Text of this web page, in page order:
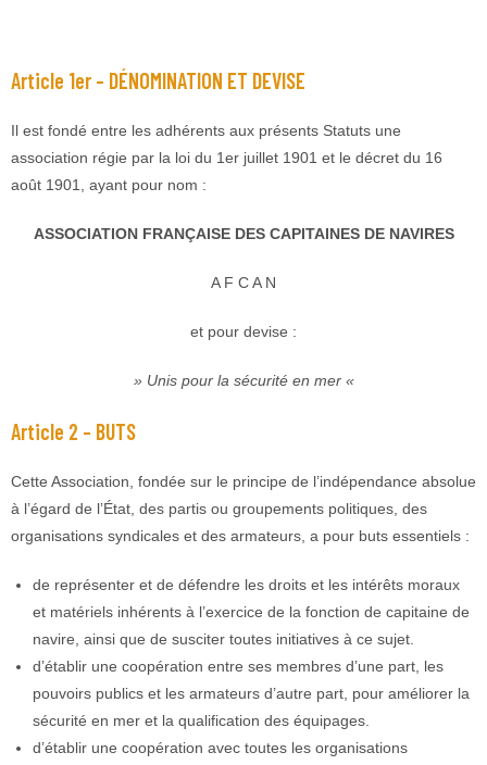
Article 1er – DÉNOMINATION ET DEVISE
Il est fondé entre les adhérents aux présents Statuts une
association régie par la loi du 1er juillet 1901 et le décret du 16
août 1901, ayant pour nom :
ASSOCIATION FRANÇAISE DES CAPITAINES DE NAVIRES
A F C A N
et pour devise :
» Unis pour la sécurité en mer «
Article 2 – BUTS
Cette Association, fondée sur le principe de l’indépendance absolue
à l’égard de l’État, des partis ou groupements politiques, des
organisations syndicales et des armateurs, a pour buts essentiels :
de représenter et de défendre les droits et les intérêts moraux
et matériels inhérents à l’exercice de la fonction de capitaine de
navire, ainsi que de susciter toutes initiatives à ce sujet.
d’établir une coopération entre ses membres d’une part, les
pouvoirs publics et les armateurs d’autre part, pour améliorer la
sécurité en mer et la qualification des équipages.
d’établir une coopération avec toutes les organisations